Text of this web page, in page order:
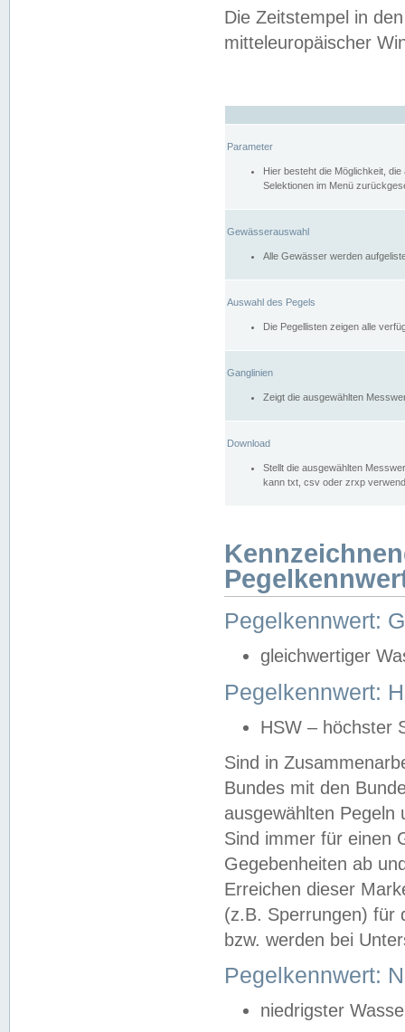
Die Zeitstempel in
mitteleuropäischer
Parameter
Hier besteht die Möglichkeit,
Selektionen im Menü
Gewässerauswahl
Alle Gewässer werden
Auswahl des Pegels
Die Pegellisten zeigen alle
Ganglinien
Zeigt die ausgewählten
Download
Stellt die ausgewählten
kann txt, csv oder zrxp
Pegelkennwert:
gleichwertiger
Pegelkennwert:
HSW – höchster
Sind in
Bundes mit den
ausgewählten
Sind immer für einen
Gegebenheiten ab
Erreichen dieser
(z.B. Sperrungen) für
bzw. werden bei
Pegelkennwert:
niedrigster